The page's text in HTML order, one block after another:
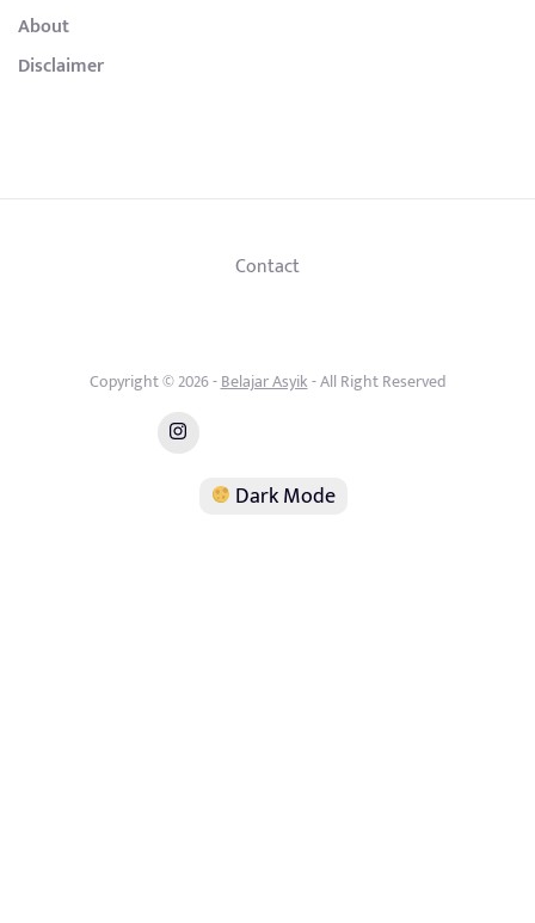
About
Disclaimer
Contact
Copyright © 2026 -Belajar Asyik- All Right Reserved
Dark Mode